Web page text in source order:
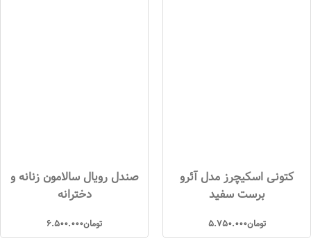
کتونی اسکیچرز مدل آئرو
برست سفید
تومان5.750.000
صندل رویال سالامون زنانه و
دخترانه
تومان6.500.000